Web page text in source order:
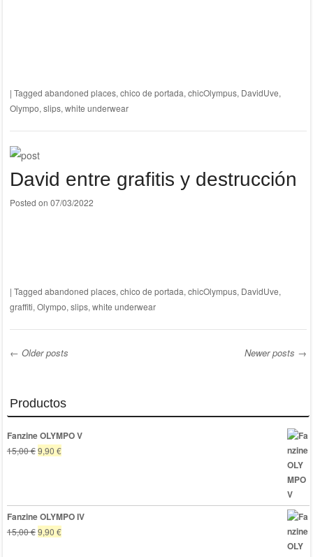
| Tagged abandoned places, chico de portada, chicOlympus, DavidUve,
Olympo, slips, white underwear
David entre grafitis y destrucción
Posted on 07/03/2022
| Tagged abandoned places, chico de portada, chicOlympus, DavidUve,
graffiti, Olympo, slips, white underwear
← Older posts Newer posts →
Productos
Fanzine OLYMPO V
15,00€El
15,00 €.
9,90 €El
9,90 €.
Fanzine OLYMPO IV
15,00€El
9,90 €El